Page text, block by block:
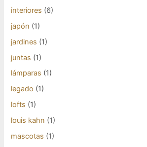
interiores (6)
japón (1)
jardines (1)
juntas (1)
lámparas (1)
legado (1)
lofts (1)
louis kahn (1)
mascotas (1)